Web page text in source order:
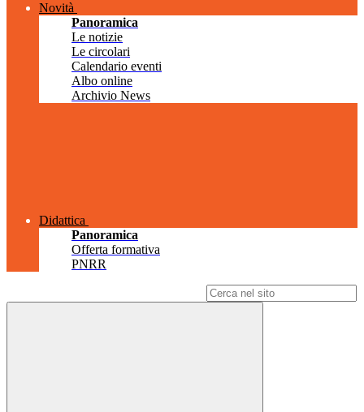
Novità
Panoramica
Le notizie
Le circolari
Calendario eventi
Albo online
Archivio News
Didattica
Panoramica
Offerta formativa
PNRR